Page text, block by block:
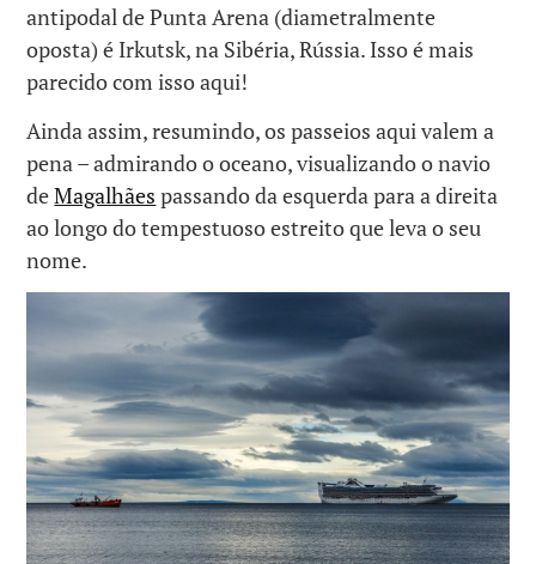
antipodal de Punta Arena (diametralmente
oposta) é Irkutsk, na Sibéria, Rússia. Isso é mais
parecido com isso aqui!
Ainda assim, resumindo, os passeios aqui valem a
pena – admirando o oceano, visualizando o navio
deMagalhães passando da esquerda para a direita
ao longo do tempestuoso estreito que leva o seu
nome.